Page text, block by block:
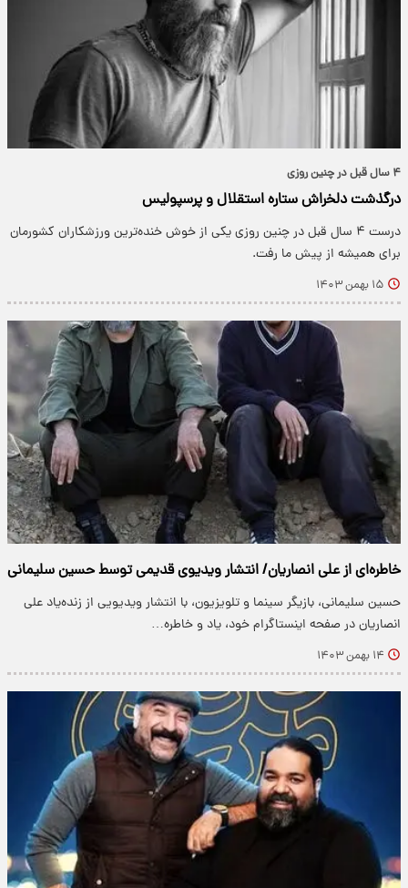
۴ سال قبل در چنین روزی
درگذشت دلخراش ستاره استقلال و پرسپولیس
درست ۴ سال قبل در چنین روزی یکی از خوش خنده‌ترین ورزشکاران کشورمان
برای همیشه از پیش ما رفت.
۱۵ بهمن ۱۴۰۳
خاطره‌ای از علی انصاریان/ انتشار ویدیوی قدیمی توسط حسین سلیمانی
حسین سلیمانی، بازیگر سینما و تلویزیون، با انتشار ویدیویی از زنده‌یاد علی
انصاریان در صفحه اینستاگرام خود، یاد و خاطره…
۱۴ بهمن ۱۴۰۳